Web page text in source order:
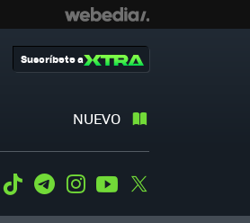
NUEVO
Suscríbete a
WhatsApp
Tiktok TelegramInstagramYoutube